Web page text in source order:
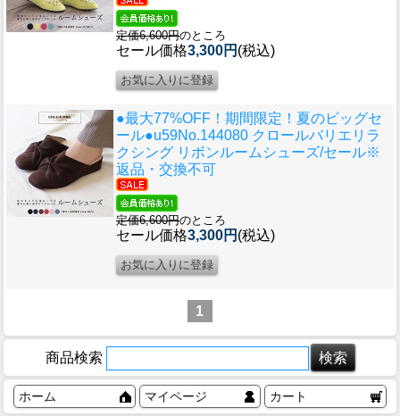
定価6,600円のところ
セール価格3,300円 (税込)
●最大77%OFF！期間限定！夏のビッグセ
ール●u59No.144080 クロールバリエリラ
クシング リボンルームシューズ/セール※
返品・交換不可
定価6,600円のところ
セール価格3,300円 (税込)
1
商品検索
ホーム マイページ カート